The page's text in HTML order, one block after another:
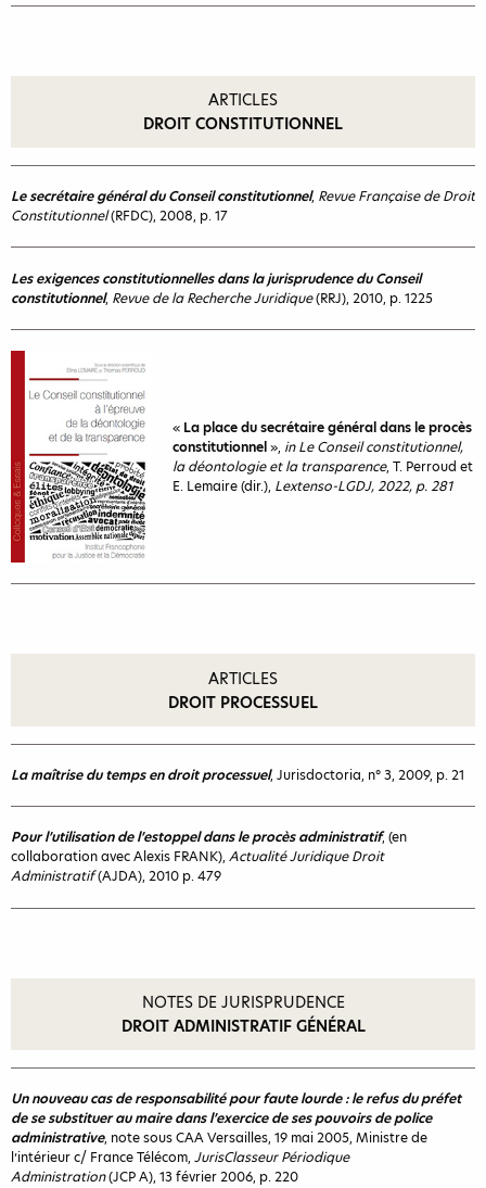
ARTICLES
DROIT CONSTITUTIONNEL
Le secrétaire général du Conseil constitutionnel, Revue Française de Droit
Constitutionnel(RFDC), 2008, p. 17
Les exigences constitutionnelles dans la jurisprudence du Conseil
constitutionnel, Revue de la Recherche Juridique(RRJ), 2010, p. 1225
« La place du secrétaire général dans le procès
constitutionnel», in Le Conseil constitutionnel,
la déontologie et la transparence, T. Perroud et
E. Lemaire (dir.), Lextenso-LGDJ, 2022, p. 281
ARTICLES
DROIT PROCESSUEL
La maîtrise du temps en droit processuel, Jurisdoctoria, n° 3, 2009, p. 21
Pour l’utilisation de l’estoppel dans le procès administratif, (en
collaboration avec Alexis FRANK), Actualité Juridique Droit
Administratif(AJDA), 2010 p. 479
NOTES DE JURISPRUDENCE
DROIT ADMINISTRATIF GÉNÉRAL
Un nouveau cas de responsabilité pour faute lourde : le refus du préfet
de se substituer au maire dans l’exercice de ses pouvoirs de police
administrative, note sous CAA Versailles, 19 mai 2005, Ministre de
l’intérieur c/ France Télécom, JurisClasseur Périodique
Administration(JCP A), 13 février 2006, p. 220